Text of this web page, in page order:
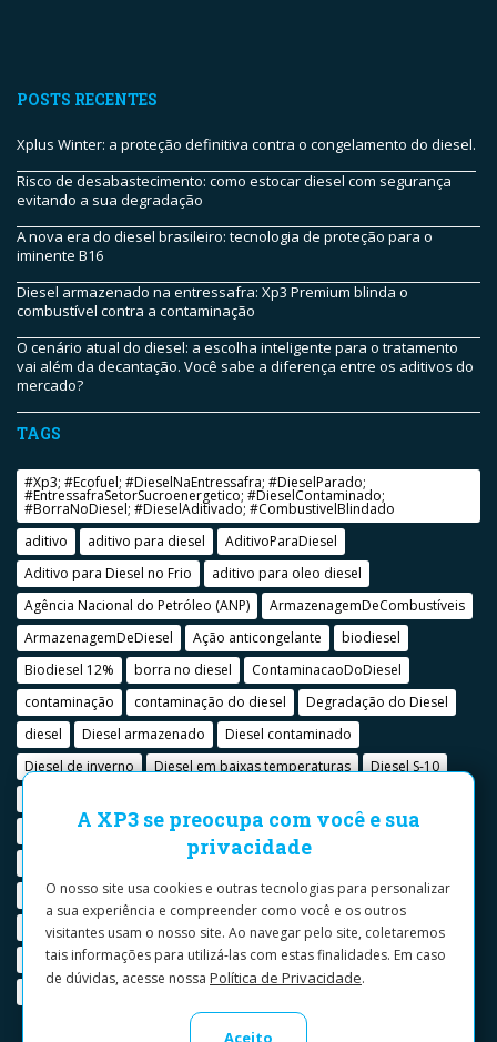
POSTS RECENTES
Xplus Winter: a proteção definitiva contra o congelamento do diesel.
Risco de desabastecimento: como estocar diesel com segurança
evitando a sua degradação
A nova era do diesel brasileiro: tecnologia de proteção para o
iminente B16
Diesel armazenado na entressafra: Xp3 Premium blinda o
combustível contra a contaminação
O cenário atual do diesel: a escolha inteligente para o tratamento
vai além da decantação. Você sabe a diferença entre os aditivos do
mercado?
TAGS
#Xp3; #Ecofuel; #DieselNaEntressafra; #DieselParado;
#EntressafraSetorSucroenergetico; #DieselContaminado;
#BorraNoDiesel; #DieselAditivado; #CombustivelBlindado
aditivo
aditivo para diesel
AditivoParaDiesel
Aditivo para Diesel no Frio
aditivo para oleo diesel
Agência Nacional do Petróleo (ANP)
ArmazenagemDeCombustíveis
ArmazenagemDeDiesel
Ação anticongelante
biodiesel
Biodiesel 12%
borra no diesel
ContaminacaoDoDiesel
contaminação
contaminação do diesel
Degradação do Diesel
diesel
Diesel armazenado
Diesel contaminado
Diesel de inverno
Diesel em baixas temperaturas
Diesel S-10
fumaça preta girassol LINHA XP3
lixas
oleo diesel
Ponto de Entupimento de Filtro a Frio
Ponto de fluidez do diesel
PrecoDeCombustiveis
PrecoDoDiesel
qualidade
seguro internacional
seguro internacional do XP3 soja
xp3
A XP3 se preocupa com você e sua
privacidade
O nosso site usa cookies e outras tecnologias para personalizar
a sua experiência e compreender como você e os outros
visitantes usam o nosso site. Ao navegar pelo site, coletaremos
tais informações para utilizá-las com estas finalidades. Em caso
de dúvidas, acesse nossa Política de Privacidade.
Aceito